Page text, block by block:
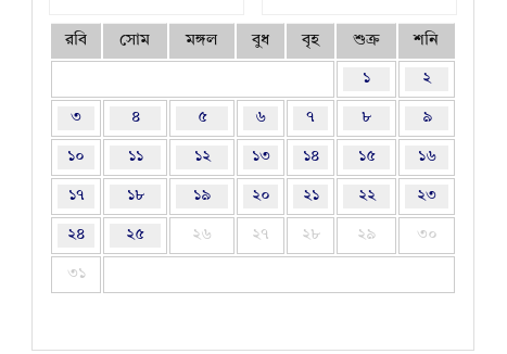
রবি সোম মঙ্গল বুধ বৃহ শুক্র শনি
১ ২
৩ ৪ ৫ ৬ ৭ ৮ ৯
১০ ১১ ১২ ১৩ ১৪ ১৫ ১৬
১৭ ১৮ ১৯ ২০ ২১ ২২ ২৩
২৪ ২৫ ২৬ ২৭ ২৮ ২৯ ৩০
৩১